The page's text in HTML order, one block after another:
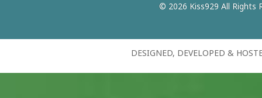
© 2026 Kiss929 All Rights
DESIGNED, DEVELOPED &